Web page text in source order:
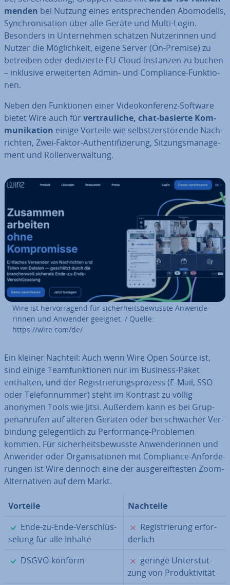
men­den bei Nutzung eines ent­spre­chen­den Abo­mo­dells,
Syn­chro­ni­sa­ti­on über alle Geräte und Multi-Login.
Besonders in Un­ter­neh­men schätzen Nut­ze­rin­nen und
Nutzer die Mög­lich­keit, eigene Server (On-Premise) zu
betreiben oder de­di­zier­te EU-Cloud-Instanzen zu buchen
– inklusive er­wei­ter­ten Admin- und Com­pli­ance-Funk­tio­
nen.
Neben den Funk­tio­nen einer Vi­deo­kon­fe­renz-Software
bietet Wire auch für ver­trau­li­che, chat-basierte Kom­
mu­ni­ka­ti­on einige Vorteile wie selbst­zer­stö­ren­de Nach­
rich­ten, Zwei-Faktor-Au­then­ti­fi­zie­rung, Sit­zungs­ma­nage­
ment und Rol­len­ver­wal­tung.
Wire ist her­vor­ra­gend für si­cher­heits­be­wuss­te An­wen­de­
rin­nen und Anwender geeignet. / Quelle:
https://wire.com/de/
Ein kleiner Nachteil: Auch wenn Wire Open Source ist,
sind einige Team­funk­tio­nen nur im Business-Paket
enthalten, und der Re­gis­trie­rungs­pro­zess (E-Mail, SSO
oder Te­le­fon­num­mer) steht im Kontrast zu völlig
anonymen Tools wie Jitsi. Außerdem kann es bei Grup­
pen­an­ru­fen auf älteren Geräten oder bei schwacher Ver­
bin­dung ge­le­gent­lich zu Per­for­mance-Problemen
kommen. Für si­cher­heits­be­wuss­te An­wen­de­rin­nen und
Anwender oder Or­ga­ni­sa­tio­nen mit Com­pli­ance-An­for­de­
run­gen ist Wire dennoch eine der aus­ge­reif­tes­ten Zoom-
Al­ter­na­ti­ven auf dem Markt.
Vorteile
Nachteile
✓
Ende-zu-Ende-Ver­schlüs­
se­lung für alle Inhalte
✗
Re­gis­trie­rung er­for­
der­lich
✓
DSGVO-konform ✗
geringe Un­ter­stüt­
zung von Pro­duk­ti­vi­tät